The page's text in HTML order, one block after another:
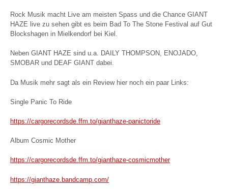
Rock Musik macht Live am meisten Spass und die Chance GIANT
HAZE live zu sehen gibt es beim Bad To The Stone Festival auf Gut
Blockshagen in Mielkendorf bei Kiel.
Neben GIANT HAZE sind u.a. DAILY THOMPSON, ENOJADO,
SMOBAR und DEAF GIANT dabei.
Da Musik mehr sagt als ein Review hier noch ein paar Links:
Single Panic To Ride
https://cargorecordsde.ffm.to/gianthaze-panictoride
Album Cosmic Mother
https://cargorecordsde.ffm.to/gianthaze-cosmicmother
https://gianthaze.bandcamp.com/